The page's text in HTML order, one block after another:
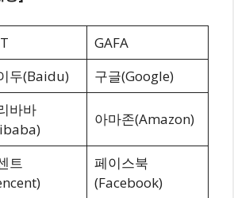
GAFA
두(Baidu)
구글(Google)
바바
아마존(Amazon)
트
페이스북
(Facebook)